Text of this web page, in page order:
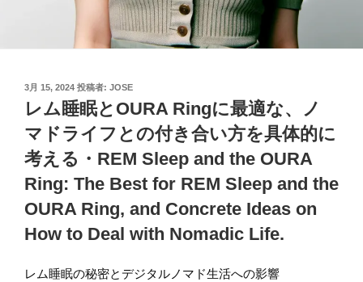
投
稿
日:
3月 15, 2024 投稿者: JOSE
レム睡眠とOURA Ringに最適な、ノ
マドライフとの付き合い方を具体的に
考える・REM Sleep and the OURA
Ring: The Best for REM Sleep and the
OURA Ring, and Concrete Ideas on
How to Deal with Nomadic Life.
レム睡眠の秘密とデジタルノマド生活への影響